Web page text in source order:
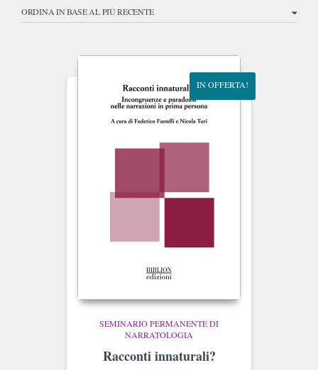
IN OFFERTA!
SEMINARIO PERMANENTE DI
NARRATOLOGIA
Racconti innaturali?